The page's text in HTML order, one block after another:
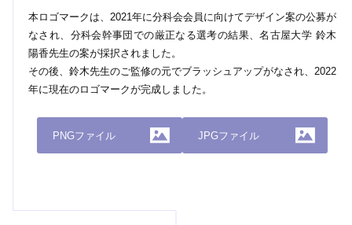
本ロゴマークは、2021年に分科会会員に向けてデザイン案の公募が
なされ、分科会幹事団での厳正なる選考の結果、名古屋大学 鈴木
陽香先生の案が採択されました。
その後、鈴木先生のご監修の元でブラッシュアップがなされ、2022
年に現在のロゴマークが完成しました。
PNGファイル JPGファイル